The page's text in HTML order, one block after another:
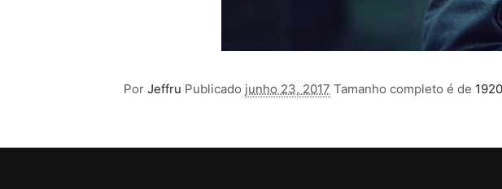
Por Jeffru Publicado junho 23, 2017 Tamanho completo é de